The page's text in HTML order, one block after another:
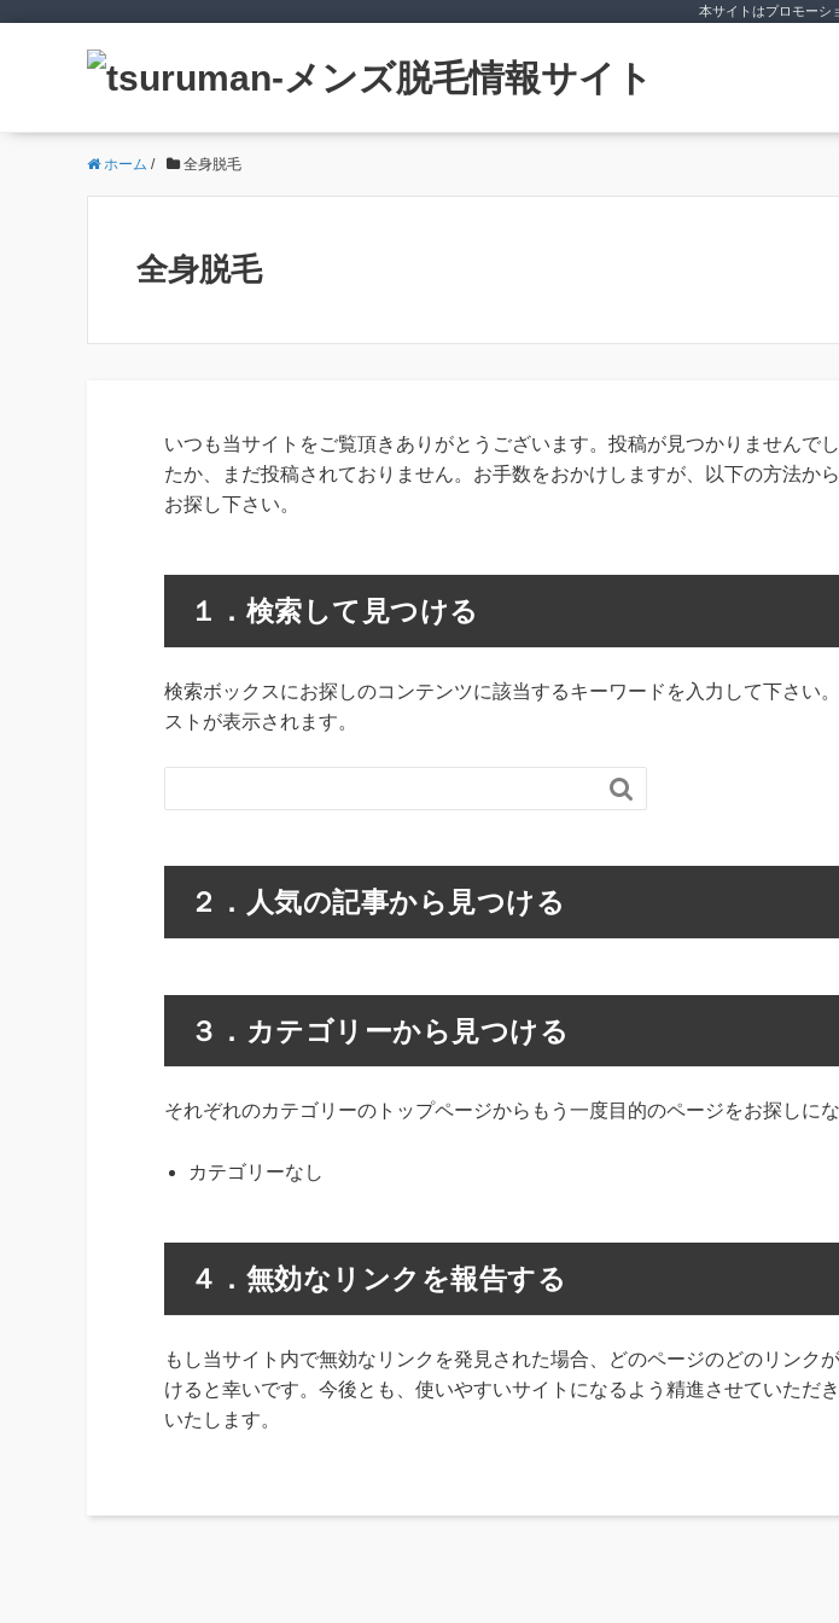
本サイトはプロモーシ
ホーム / 全身脱毛
全身脱毛
いつも当サイトをご覧頂きありがとうございます。投稿が見つかりませんで
たか、まだ投稿されておりません。お手数をおかけしますが、以下の方法か
お探し下さい。
１．検索して見つける
検索ボックスにお探しのコンテンツに該当するキーワードを入力して下さい
ストが表示されます。

２．人気の記事から見つける
３．カテゴリーから見つける
それぞれのカテゴリーのトップページからもう一度目的のページをお探しにな
カテゴリーなし
４．無効なリンクを報告する
もし当サイト内で無効なリンクを発見された場合、どのページのどのリンク
けると幸いです。今後とも、使いやすいサイトになるよう精進させていただ
いたします。